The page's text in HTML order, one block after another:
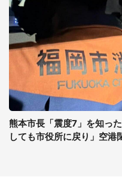
熊本市長「震度7」を知っ
しても市役所に戻り」空港